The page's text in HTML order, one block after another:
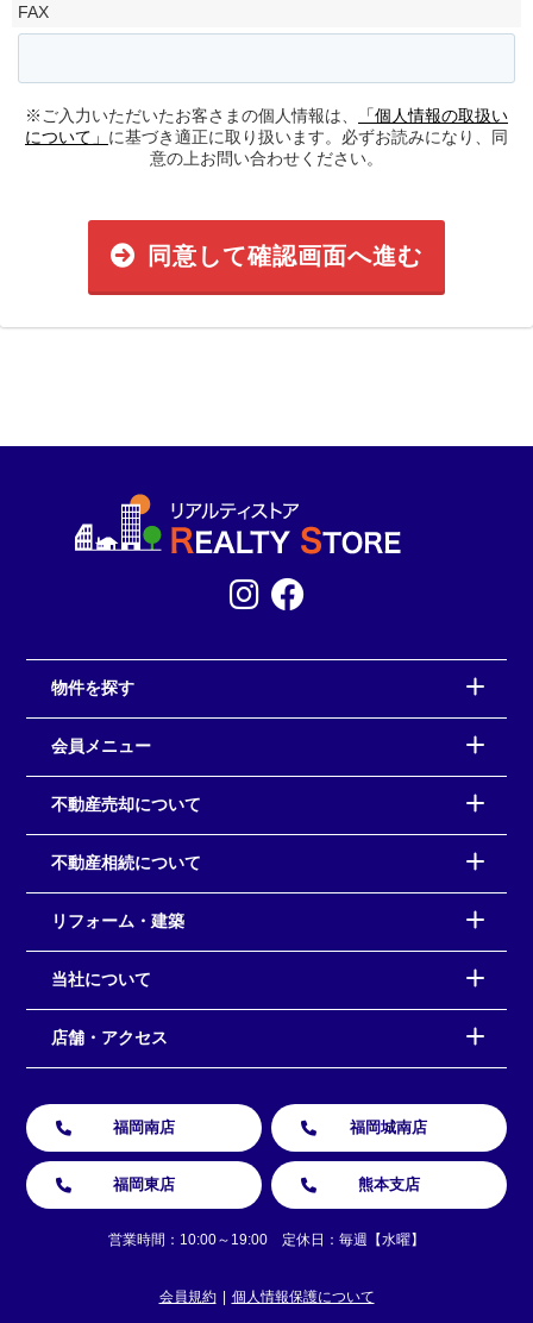
FAX
※ご入力いただいたお客さまの個人情報は、
「個人情報の取扱い
について」 に基づき適正に取り扱います。必ずお読みになり、同
意の上お問い合わせください。
同意して確認画面へ進む
物件を探す
会員メニュー
不動産売却について
不動産相続について
リフォーム・建築
当社について
店舗・アクセス
福岡南店 福岡城南店
福岡東店 熊本支店
営業時間：10:00～19:00 定休日：毎週【水曜】
会員規約 個人情報保護について